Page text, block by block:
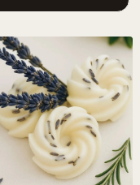
initial
était :
24,90€.
actuel
est :
21,10€.